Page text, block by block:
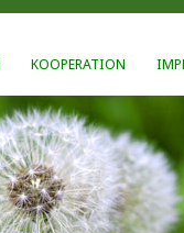
KOOPERATION